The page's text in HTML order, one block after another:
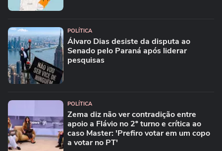
POLÍTICA
Álvaro Dias desiste da disputa ao
Senado pelo Paraná após liderar
pesquisas
POLÍTICA
Zema diz não ver contradição entre
apoio a Flávio no 2º turno e crítica ao
caso Master: 'Prefiro votar em um copo
a votar no PT'